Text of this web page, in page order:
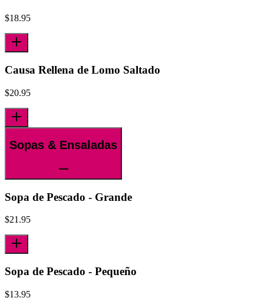
$18.95
Causa Rellena de Lomo Saltado
$20.95
Sopas & Ensaladas
Sopa de Pescado - Grande
$21.95
Sopa de Pescado - Pequeño
$13.95